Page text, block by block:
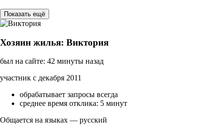
Показать ещё
Хозяин жилья: Виктория
был на сайте: 42 минуты назад
участник с декабря 2011
обрабатывает запросы всегда
среднее время отклика: 5 минут
Общается на языках — русский